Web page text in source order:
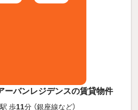
ーバンレジデンスの賃貸物件
歩11分 （銀座線など）